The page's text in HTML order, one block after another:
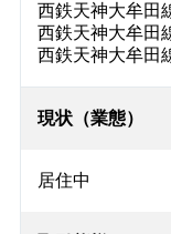
西鉄天神大牟
西鉄天神大牟
西鉄天神大牟
現状（業態）
居住中